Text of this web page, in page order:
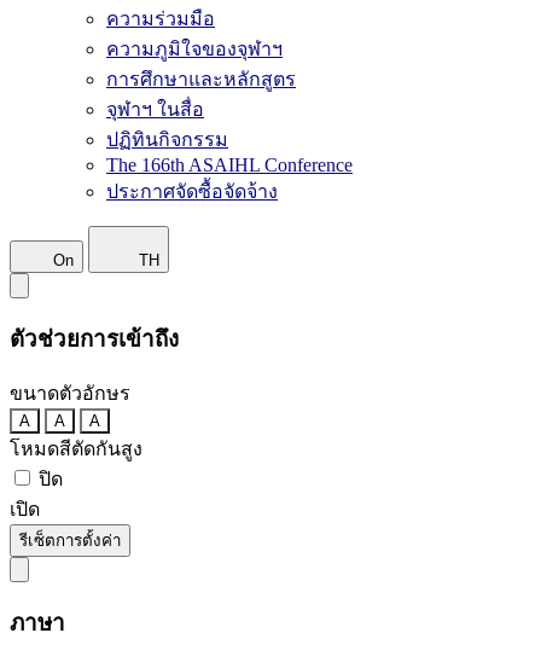
ความร่วมมือ
ความภูมิใจของจุฬาฯ
การศึกษาและหลักสูตร
จุฬาฯ ในสื่อ
ปฏิทินกิจกรรม
The 166th ASAIHL Conference
ประกาศจัดซื้อจัดจ้าง
On TH
ตัวช่วยการเข้าถึง
ขนาดตัวอักษร
A A A
โหมดสีตัดกันสูง
ปิด
เปิด
รีเซ็ตการตั้งค่า
ภาษา